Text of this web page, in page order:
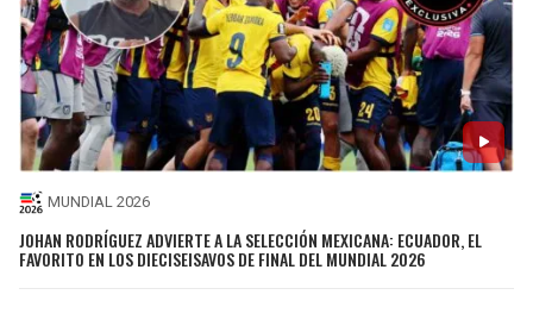
MUNDIAL 2026
JOHAN RODRÍGUEZ ADVIERTE A LA SELECCIÓN MEXICANA: ECUADOR, EL
FAVORITO EN LOS DIECISEISAVOS DE FINAL DEL MUNDIAL 2026